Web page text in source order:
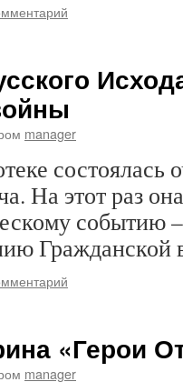
manager
состоялась
На этот раз
событию
Гражданской
«Герои
manager